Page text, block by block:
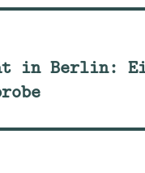
in Berlin: